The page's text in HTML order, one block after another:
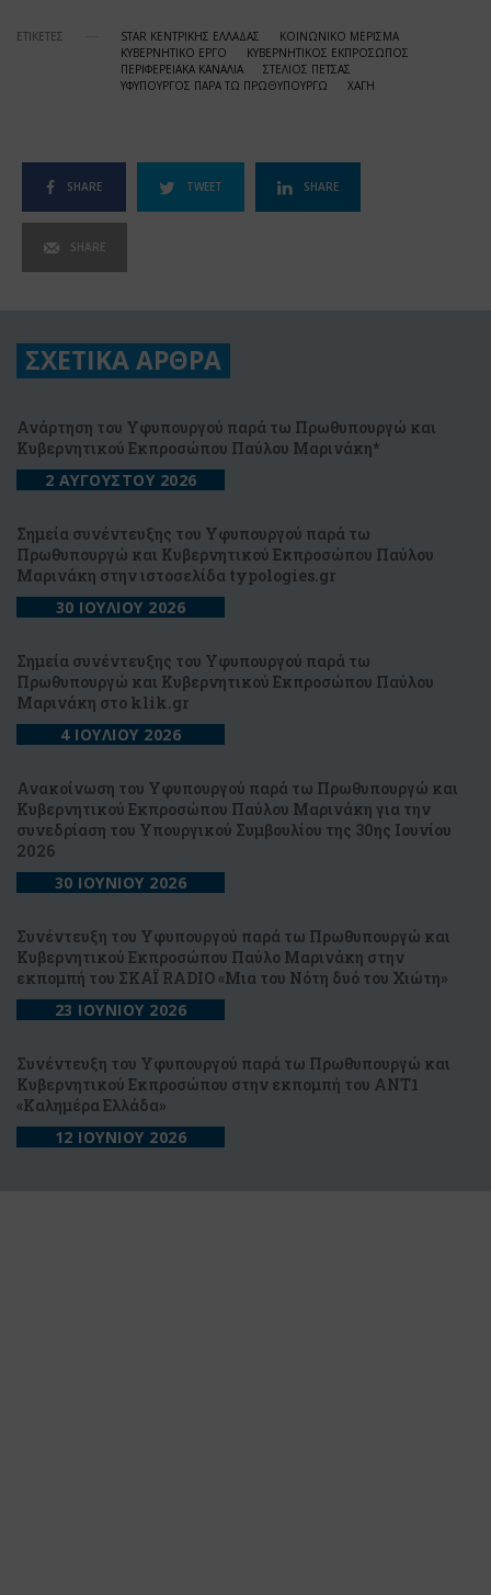
ΕΤΙΚΕΤΕΣ STAR ΚΕΝΤΡΙΚΗΣ ΕΛΛΑΔΑΣ
ΚΟΙΝΩΝΙΚΟ ΜΕΡΙΣΜΑ
ΚΥΒΕΡΝΗΤΙΚΟ ΕΡΓΟ
ΚΥΒΕΡΝΗΤΙΚΟΣ ΕΚΠΡΟΣΩΠΟΣ
ΠΕΡΙΦΕΡΕΙΑΚΑ ΚΑΝΑΛΙΑ
ΣΤΕΛΙΟΣ ΠΕΤΣΑΣ
ΥΦΥΠΟΥΡΓΟΣ ΠΑΡΑ ΤΩ ΠΡΩΘΥΠΟΥΡΓΩ
ΧΑΓΗ
SHARE TWEET SHARE
SHARE
ΣΧΕΤΙΚΑ ΑΡΘΡΑ
Ανάρτηση του Υφυπουργού παρά τω Πρωθυπουργώ και
Κυβερνητικού Εκπροσώπου Παύλου Μαρινάκη*
2 ΑΥΓΟΥΣΤΟΥ 2026
Σημεία συνέντευξης του Υφυπουργού παρά τω
Πρωθυπουργώ και Κυβερνητικού Εκπροσώπου Παύλου
Μαρινάκη στην ιστοσελίδα typologies.gr
30 ΙΟΥΛΙΟΥ 2026
Σημεία συνέντευξης του Υφυπουργού παρά τω
Πρωθυπουργώ και Κυβερνητικού Εκπροσώπου Παύλου
Μαρινάκη στo klik.gr
4 ΙΟΥΛΙΟΥ 2026
Ανακοίνωση του Υφυπουργού παρά τω Πρωθυπουργώ και
Κυβερνητικού Εκπροσώπου Παύλου Μαρινάκη για την
συνεδρίαση του Υπουργικού Συμβουλίου της 30ης Ιουνίου
2026
30 ΙΟΥΝΙΟΥ 2026
Συνέντευξη του Υφυπουργού παρά τω Πρωθυπουργώ και
Κυβερνητικού Εκπροσώπου Παύλο Μαρινάκη στην
εκπομπή του ΣΚΑΪ RADIO «Μια του Νότη δυό του Χιώτη»
23 ΙΟΥΝΙΟΥ 2026
Συνέντευξη του Υφυπουργού παρά τω Πρωθυπουργώ και
Κυβερνητικού Εκπροσώπου στην εκπομπή του ΑΝΤ1
«Καλημέρα Ελλάδα»
12 ΙΟΥΝΙΟΥ 2026